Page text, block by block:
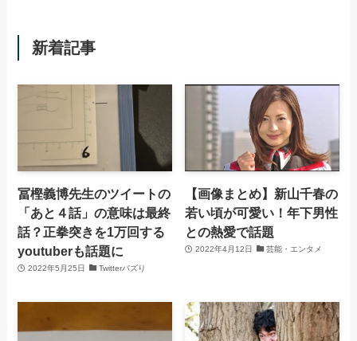
新着記事
冨樫義博先生のツイートの
「あと４話」の意味は最終
話？正拳突きを1万回する
youtuberも話題に
2022年5月25日 Twitterバズり
【画像まとめ】新山千春の
若い頃が可愛い！年下男性
との熱愛で話題
2022年4月12日 芸能・エンタメ